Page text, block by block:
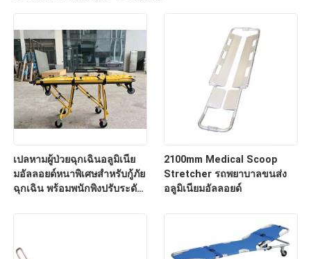
เปลหามผู้ป่วยฉุกเฉินอลูมิเนีย
มอัลลอยด์หนาพิเศษสำหรับกู้ภัย
ฉุกเฉิน พร้อมพนักพิงปรับระดับ
2100mm Medical Scoop
Stretcher รถพยาบาลขนส่ง
อลูมิเนียมอัลลอยด์